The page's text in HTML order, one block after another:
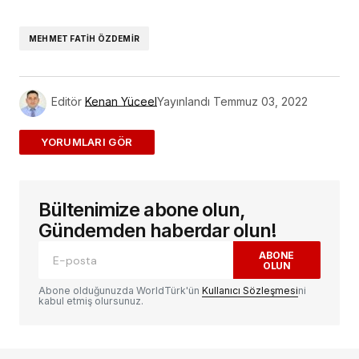
MEHMET FATIH ÖZDEMIR
Editör Kenan YüceelYayınlandı Temmuz 03, 2022
ADD A COMMENT
E-posta adresiniz yayınlanmayacak.
alanlar*ile işaretlenmişlerdir
Yorum
Bültenimize abone olun,
Gündemden haberdar olun!
ABONE
OLUN
Abone olduğunuzda WorldTürk'ün Kullanıcı Sözleşmesini
kabul etmiş olursunuz.